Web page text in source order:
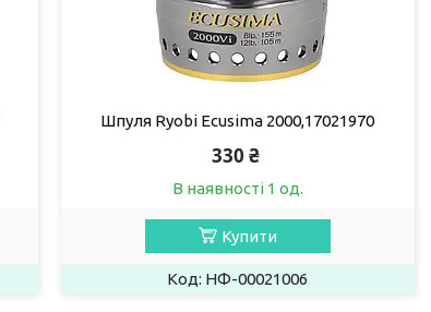
Шпуля Ryobi Ecusima 2000,17021970
330 ₴
В наявності 1 од.
Купити
НФ-00021006